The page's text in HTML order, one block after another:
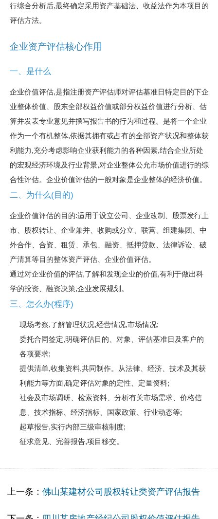
行综合分析后,最终确定采用资产基础法、收益法作为本项目的
评估方法。
企业资产评估核心作用
一、是什么
企业价值评估,是指注册资产评估师对评估基准日特定目的下企
业整体价值、股东全部权益价值或部分权益价值进行分析、估
算并发表专业意见并撰写报告书的行为和过程。是将一个企业
作为一个有机整体,依据其拥有或占有的全部资产状况和整体获
利能力,充分考虑影响企业获利能力的各种因素,结合企业所处
的宏观经济环境及行业背景,对企业整体公允市场价值进行的综
合性评估。企业价值评估的一般对象是企业整体的经济价值。
二、为什么(目的)
企业价值评估的目的:适用于设立公司、企业改制、股票发行上
市、股权转让、企业兼并、收购或分立、联营、组建集团、中
外合作、合资、租赁、承包、融资、抵押贷款、法律诉讼、破
产清算等目的整体资产评估、企业价值评估。
通过对企业价值的评估,了解和发现企业的价值,有利于做出科
学的投资、融资决策,企业发展规划。
三、怎么办(程序)
现场考察,了解管理状况,经营情况,市场情况;
委托合同签定,明确评估目的、对象、评估基准日及客户的
各项要求;
提供清单,收集资料,共同制作。从法律、经济、技术及其获
利能力等方面,确定评估对象的定性、定量资料;
社会及市场调研、检索资料、分析有关市场需求、价格信
息、技术指标、经济指标、国家政策、行业动态等;
起草报告,实行内部三级审核制度;
征求意见、完善报告,项目移交。
上一条： 佛山某建材公司股权转让类资产评估报告